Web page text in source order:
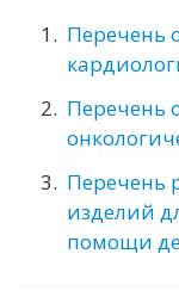
Перечень
Перечень
Перечень
изделий
помощи
ПЛАНЫ,
ОБРАТНАЯ
КОМИССИЯ
К